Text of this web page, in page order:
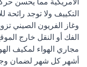
التكييف ولا توجد رائحة
وغاز الفريون الصيني
الفك أو النقل خارج
أشهر كل شهر لضمان